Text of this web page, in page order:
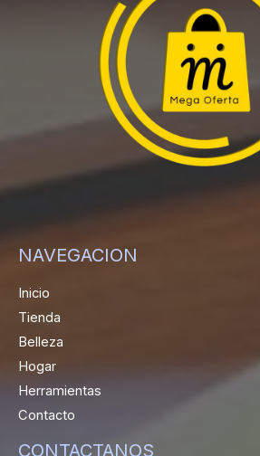
NAVEGACION
Inicio
Tienda
Belleza
Hogar
Herramientas
Contacto
CONTACTANOS